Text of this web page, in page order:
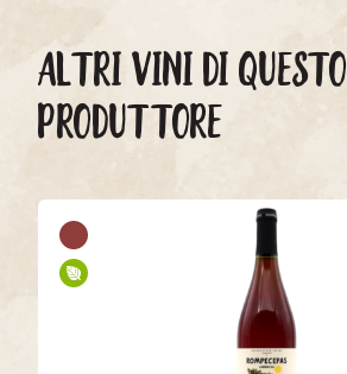
ALTRI VINI DI QUESTO
PRODUTTORE